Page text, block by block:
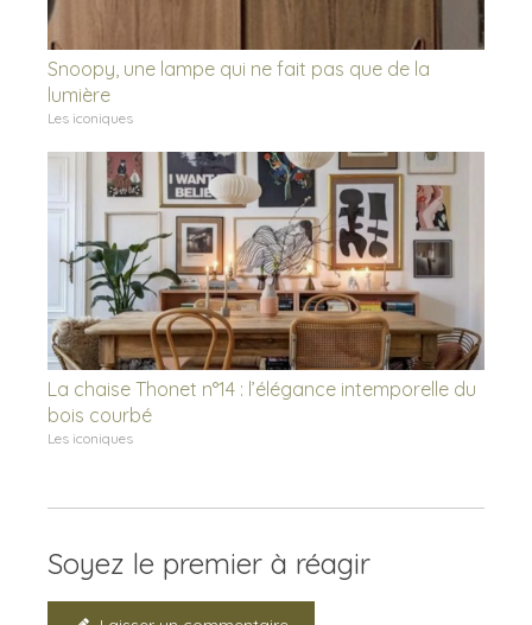
Snoopy, une lampe qui ne fait pas que de la
lumière
Les iconiques
La chaise Thonet n°14 : l’élégance intemporelle du
bois courbé
Les iconiques
Soyez le premier à réagir